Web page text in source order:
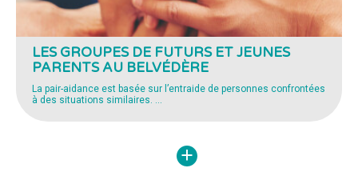
LES GROUPES DE FUTURS ET JEUNES
PARENTS AU BELVÉDÈRE
La pair-aidance est basée sur l’entraide de personnes confrontées
à des situations similaires. …